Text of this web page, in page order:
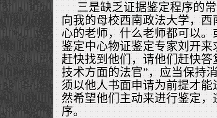
三是缺乏证据鉴定程序的
向我的母校西南政法大学，
心的老师，什么老师都可以
鉴定中心物证鉴定专家刘开
赶快找到他们，请他们赶快答
技术方面的法官”，应当保持
须以他人书面申请为前提才
然希望他们主动来进行鉴定
序。